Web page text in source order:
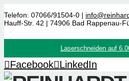
Telefon: 07066/91504-0 |
Hauff-Str. 42 | 74906 Bad Rappenau-
Laserschneiden auf
Facebook LinkedIn